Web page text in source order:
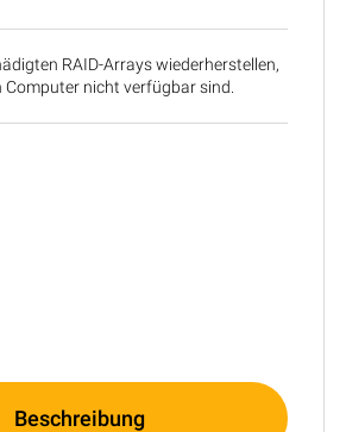
RAID-Arrays wiederherstellen,
Computer nicht verfügbar sind.
Beschreibung